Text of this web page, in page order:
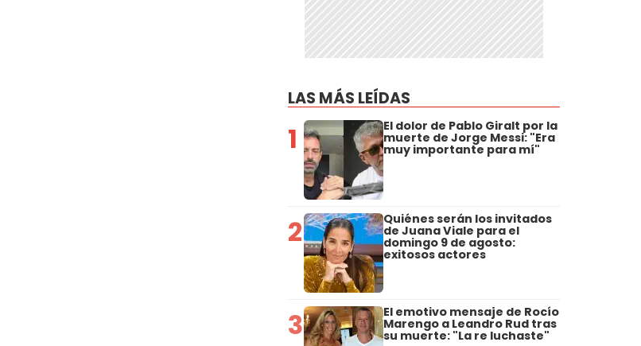
LAS MÁS LEÍDAS
1 El dolor de Pablo Giralt por la
muerte de Jorge Messi: "Era
muy importante para mí"
2 Quiénes serán los invitados
de Juana Viale para el
domingo 9 de agosto:
exitosos actores
3 El emotivo mensaje de Rocío
Marengo a Leandro Rud tras
su muerte: "La re luchaste"